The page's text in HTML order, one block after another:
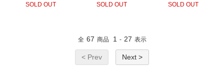
SOLD OUT SOLD OUT SOLD OUT
全 67 商品 1 - 27 表示
< Prev Next >